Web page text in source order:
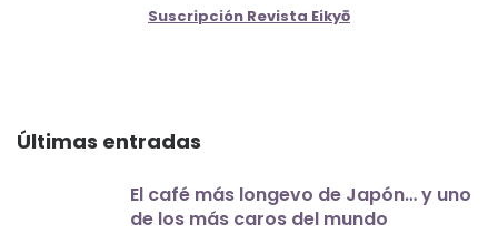
Suscripción Revista Eikyō
Últimas entradas
El café más longevo de Japón… y uno
de los más caros del mundo